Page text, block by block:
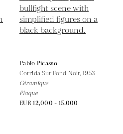
Pablo Picasso
Corrida Sur Fond Noir,1953
Céramique
Plaque
EUR 12,000 - 15,000